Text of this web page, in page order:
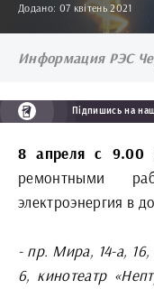
Додано: 07 квітень 2021
Информация РЭС
Підпишись на
8 апреля с 9.00
ремонтными
электроэнергия в
- пр. Мира, 14-а,
6, кинотеатр